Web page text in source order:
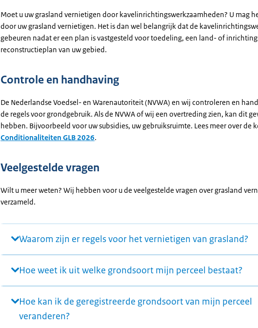
Moet u uw grasland vernietigen door kavelinrichtingswerkzaamheden? U mag
door uw grasland vernietigen. Het is dan wel belangrijk dat de
gebeuren nadat er een plan is vastgesteld voor toedeling, een land- of
reconstructieplan van uw gebied.
Controle en handhaving
De Nederlandse Voedsel- en Warenautoriteit (NVWA) en wij controleren en
de regels voor grondgebruik. Als de NVWA of wij een overtreding zien, kan dit
hebben. Bijvoorbeeld voor uw subsidies, uw gebruiksruimte. Lees meer over de
Conditionaliteiten GLB 2026.
Veelgestelde vragen
Wilt u meer weten? Wij hebben voor u de veelgestelde vragen over grasland
verzameld.
Waarom zijn er regels voor het vernietigen van grasland?
Hoe weet ik uit welke grondsoort mijn perceel bestaat?
Hoe kan ik de geregistreerde grondsoort van mijn perceel
veranderen?